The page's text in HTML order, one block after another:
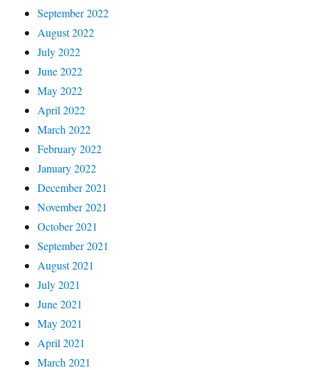
September 2022
August 2022
July 2022
June 2022
May 2022
April 2022
March 2022
February 2022
January 2022
December 2021
November 2021
October 2021
September 2021
August 2021
July 2021
June 2021
May 2021
April 2021
March 2021